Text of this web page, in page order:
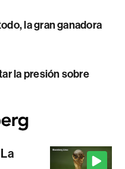
la gran ganadora
la presión sobre